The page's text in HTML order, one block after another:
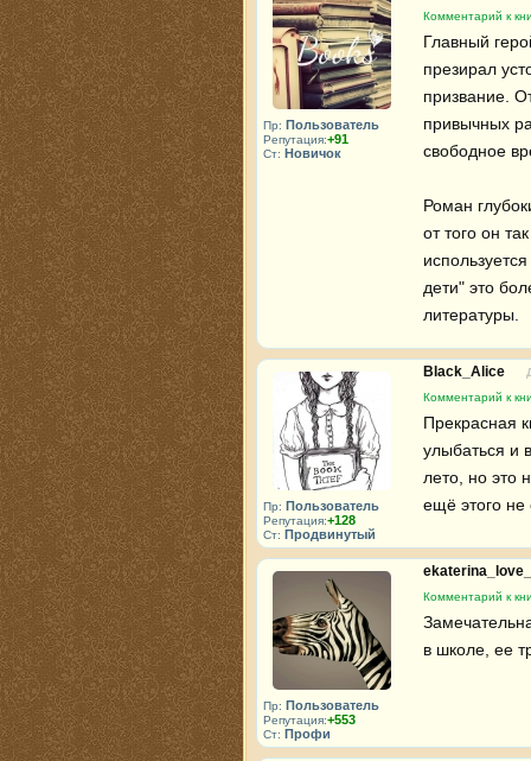
Пр: Пользователь
Репутация:+91
Ст: Новичок
Комментарий к
Главный
презирал
призвание.
привычных
свободное
Роман
от того он
дети" это
литературы.
Пр: Пользователь
Репутация:+128
Ст: Продвинутый
Black_Alice
Комментарий к
Прекрасная
улыбаться и
лето, но это
ещё этого не
Пр: Пользователь
Репутация:+553
Ст: Профи
Комментарий к
в школе, ее